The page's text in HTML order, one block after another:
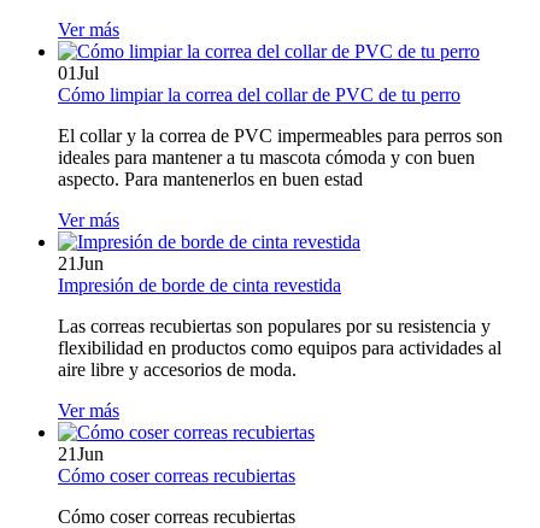
Ver más
01Jul
Cómo limpiar la correa del collar de PVC de tu perro
El collar y la correa de PVC impermeables para perros son
ideales para mantener a tu mascota cómoda y con buen
aspecto. Para mantenerlos en buen estad
Ver más
21Jun
Impresión de borde de cinta revestida
Las correas recubiertas son populares por su resistencia y
flexibilidad en productos como equipos para actividades al
aire libre y accesorios de moda.
Ver más
21Jun
Cómo coser correas recubiertas
Cómo coser correas recubiertas